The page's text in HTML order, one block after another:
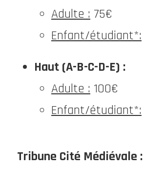
Adulte : 75€
Enfant/étudiant*:
Haut (A-B-C-D-E) :
Adulte : 100€
Enfant/étudiant*:
Tribune Cité Médiévale :